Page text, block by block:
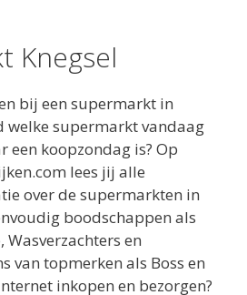
Knegsel
bij een supermarkt in
welke supermarkt vandaag
een koopzondag is? Op
lees jij alle
over de supermarkten in
boodschappen als
en
van topmerken als Boss en
inkopen en bezorgen?